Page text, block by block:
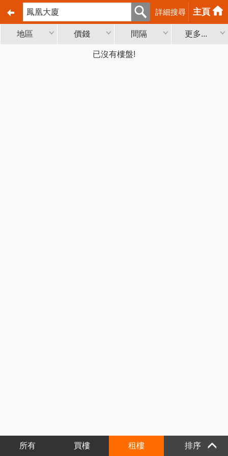
詳細搜尋 主頁
地區 價錢 間隔 更多...
已沒有樓盤!
所有 買樓 租樓 排序